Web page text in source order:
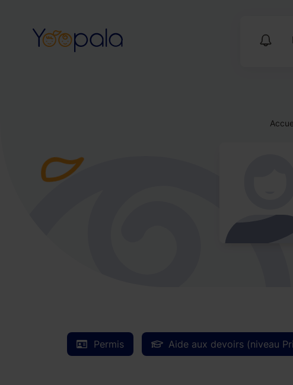
Permis Aide aux devoirs (niveau